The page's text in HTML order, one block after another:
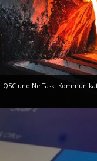
QSC und NetTask: